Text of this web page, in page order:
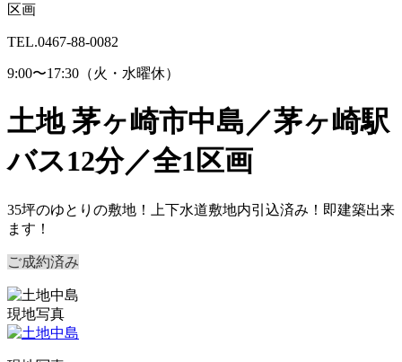
区画
TEL.0467-88-0082
9:00〜17:30（火・水曜休）
土地茅ヶ崎市中島／茅ヶ崎駅
バス12分／全1区画
35坪のゆとりの敷地！上下水道敷地内引込済み！即建築出来
ます！
ご成約済み
現地写真